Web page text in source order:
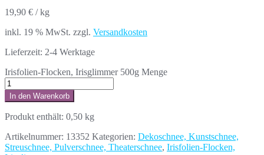
19,90 € /kg
inkl. 19 % MwSt. zzgl. Versandkosten
Lieferzeit: 2-4 Werktage
Irisfolien-Flocken, Irisglimmer 500g Menge
In den Warenkorb
Produkt enthält: 0,50 kg
Artikelnummer: 13352 Kategorien: Dekoschnee, Kunstschnee,
Streuschnee, Pulverschnee, Theaterschnee, Irisfolien-Flocken,